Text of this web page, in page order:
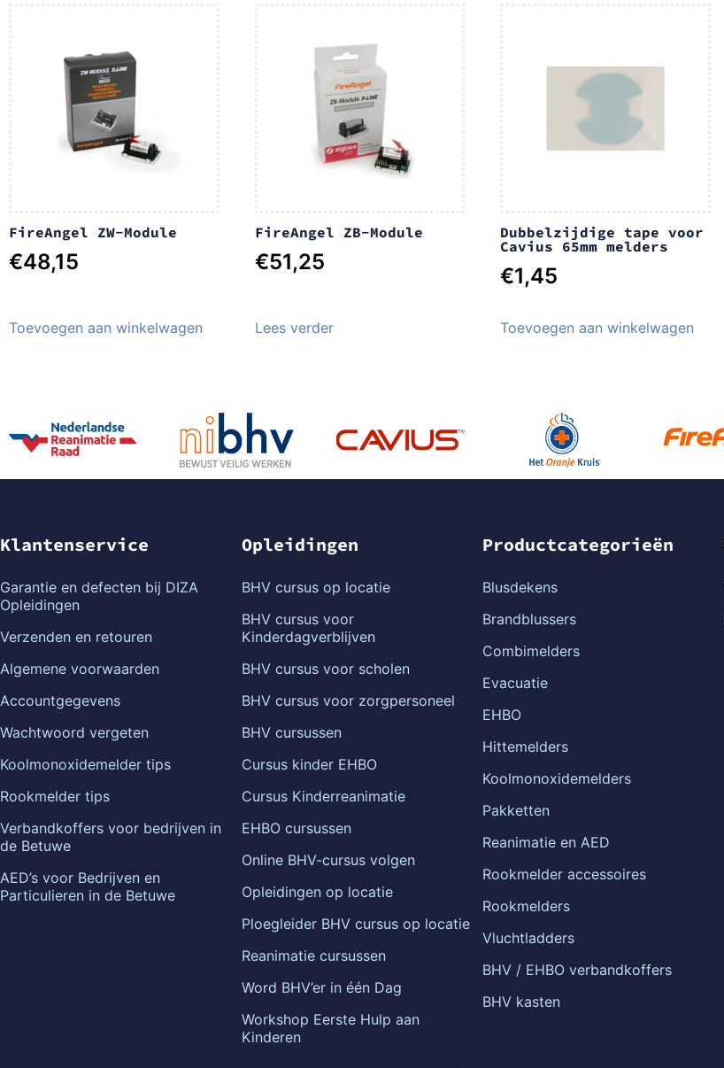
FireAngel ZW-Module
€48,15
Toevoegen aan winkelwagen
FireAngel ZB-Module
€51,25
Lees verder
Dubbelzijdige tape voor
Cavius 65mm melders
€1,45
Toevoegen aan winkelwagen
Klantenservice
Garantie en defecten bij DIZA
Opleidingen
Verzenden en retouren
Algemene voorwaarden
Accountgegevens
Wachtwoord vergeten
Koolmonoxidemelder tips
Rookmelder tips
Verbandkoffers voor bedrijven in
de Betuwe
AED’s voor Bedrijven en
Particulieren in de Betuwe
Opleidingen
BHV cursus op locatie
BHV cursus voor
Kinderdagverblijven
BHV cursus voor scholen
BHV cursus voor zorgpersoneel
BHV cursussen
Cursus kinder EHBO
Cursus Kinderreanimatie
EHBO cursussen
Online BHV-cursus volgen
Opleidingen op locatie
Ploegleider BHV cursus op locatie
Reanimatie cursussen
Word BHV’er in één Dag
Workshop Eerste Hulp aan
Kinderen
Productcategorieën
Blusdekens
Brandblussers
Combimelders
Evacuatie
EHBO
Hittemelders
Koolmonoxidemelders
Pakketten
Reanimatie en AED
Rookmelder accessoires
Rookmelders
Vluchtladders
BHV / EHBO verbandkoffers
BHV kasten